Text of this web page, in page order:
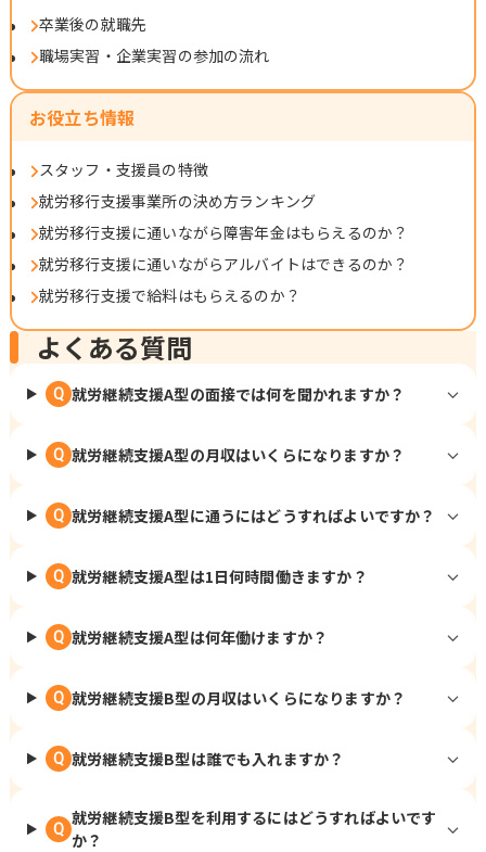
卒業後の就職先
職場実習・企業実習の参加の流れ
お役立ち情報
スタッフ・支援員の特徴
就労移行支援事業所の決め方ランキング
就労移行支援に通いながら障害年金はもらえるのか？
就労移行支援に通いながらアルバイトはできるのか？
就労移行支援で給料はもらえるのか？
よくある質問
Q 就労継続支援A型の面接では何を聞かれますか？
Q 就労継続支援A型の月収はいくらになりますか？
Q 就労継続支援A型に通うにはどうすればよいですか？
Q 就労継続支援A型は1日何時間働きますか？
Q 就労継続支援A型は何年働けますか？
Q 就労継続支援B型の月収はいくらになりますか？
Q 就労継続支援B型は誰でも入れますか？
Q
就労継続支援B型を利用するにはどうすればよいです
か？